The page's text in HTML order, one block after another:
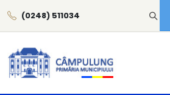
(0248) 511034